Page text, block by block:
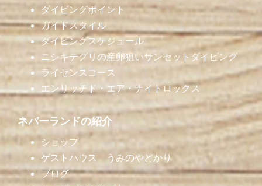
ダイビングポイント
ガイドスタイル
ダイビングスケジュール
ニシキテグリの産卵狙いサンセットダイビング
ライセンスコース
エンリッチド・エア・ナイトロックス
ネバーランドの紹介
ショップ
ゲストハウス うみのやどかり
ブログ